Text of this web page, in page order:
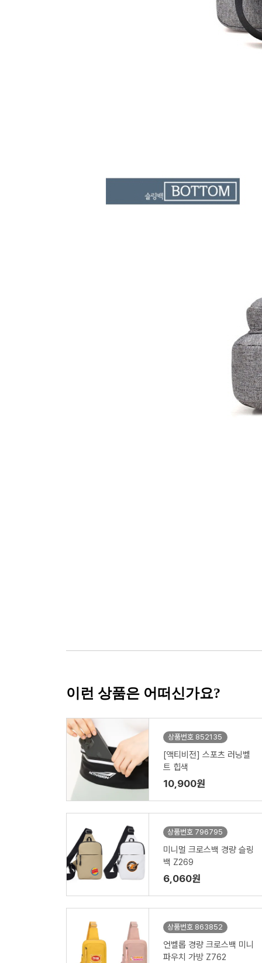
이런 상품은 어떠신가요?
상품번호 852135
[액티비전] 스포츠 러닝벨
트 힙색
10,900원
상품번호 796795
미니멀 크로스백 경량 슬링
백 Z269
6,060원
상품번호 863852
언벨롭 경량 크로스백 미니
파우치 가방 Z762